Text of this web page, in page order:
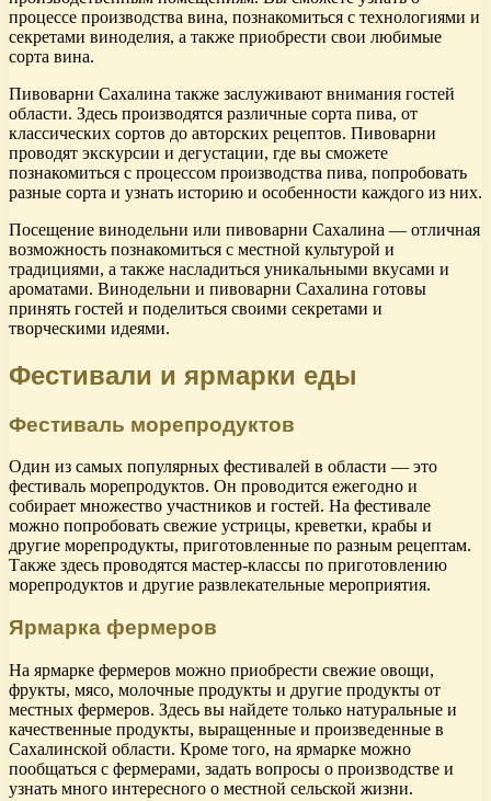
процессе производства вина, познакомиться с технологиями и
секретами виноделия, а также приобрести свои любимые
сорта вина.
Пивоварни Сахалина также заслуживают внимания гостей
области. Здесь производятся различные сорта пива, от
классических сортов до авторских рецептов. Пивоварни
проводят экскурсии и дегустации, где вы сможете
познакомиться с процессом производства пива, попробовать
разные сорта и узнать историю и особенности каждого из них.
Посещение винодельни или пивоварни Сахалина — отличная
возможность познакомиться с местной культурой и
традициями, а также насладиться уникальными вкусами и
ароматами. Винодельни и пивоварни Сахалина готовы
принять гостей и поделиться своими секретами и
творческими идеями.
Фестивали и ярмарки еды
Фестиваль морепродуктов
Один из самых популярных фестивалей в области — это
фестиваль морепродуктов. Он проводится ежегодно и
собирает множество участников и гостей. На фестивале
можно попробовать свежие устрицы, креветки, крабы и
другие морепродукты, приготовленные по разным рецептам.
Также здесь проводятся мастер-классы по приготовлению
морепродуктов и другие развлекательные мероприятия.
Ярмарка фермеров
На ярмарке фермеров можно приобрести свежие овощи,
фрукты, мясо, молочные продукты и другие продукты от
местных фермеров. Здесь вы найдете только натуральные и
качественные продукты, выращенные и произведенные в
Сахалинской области. Кроме того, на ярмарке можно
пообщаться с фермерами, задать вопросы о производстве и
узнать много интересного о местной сельской жизни.